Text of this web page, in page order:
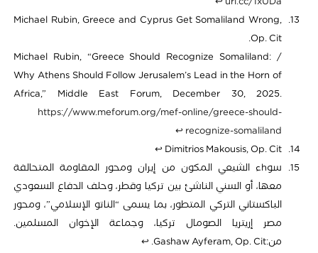
Michael Rubin, Greece and Cyprus Get Somaliland Wrong,
Op. Cit.
/ Michael Rubin, “Greece Should Recognize Somaliland:
Why Athens Should Follow Jerusalem’s Lead in the Horn of
Africa,” Middle East Forum, December 30, 2025.
https://www.meforum.org/mef-online/greece-should-
recognize-somaliland
↩︎
Dimitrios Makousis, Op. Cit
↩︎
سوhء الشيعي المكون من إيران ومحور المقاومة المتحالفة
معها، أو السني الناشئ بين تركيا وقطر، وحلف الدفاع السعودي
الباكستاني التركي المتطور، بما يسمى “الناتو الإسلامي”، ومحور
مصر إريتريا الصومال تركيا، وجماعة الإخوان المسلمين.
من:Gashaw Ayferam, Op. Cit.
↩︎